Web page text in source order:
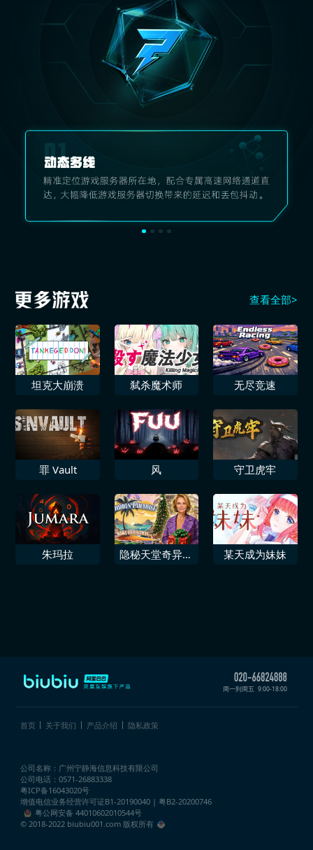
查看全部>
坦克大崩溃 弑杀魔术师 无尽竞速
罪 Vault 风 守卫虎牢
朱玛拉
隐秘天堂奇异果
某天成为妹妹
周一到周五 9:00-18:00
首页 关于我们 产品介绍 隐私政策
公司名称：广州宁静海信息科技有限公司
公司电话：0571-26883338
粤ICP备16043020号
增值电信业务经营许可证B1-20190040 | 粤B2-20200746
粤公网安备 44010602010544号
© 2018-2022 biubiu001.com 版权所有